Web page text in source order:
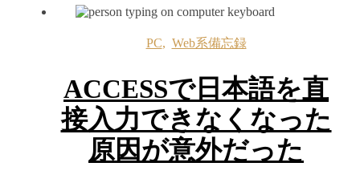
PC, Web系備忘録
ACCESSで日本語を直
接入力できなくなった
原因が意外だった